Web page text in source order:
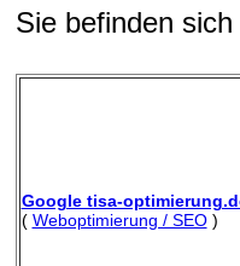
Sie befinden
Google tisa-
( Weboptimierung / SEO)